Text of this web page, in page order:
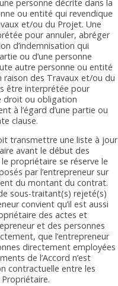
personne décrite dans la
ou entité qui revendique
et/ou du Projet. Une
pour annuler, abréger
d’indemnisation qui
ou d’une personne
autre personne ou entité
des Travaux et/ou du
être interprétée pour
droit ou obligation
à l’égard d’une partie ou
clause.
transmettre une liste à jour
avant le début des
propriétaire se réserve le
par l’entrepreneur sur
du montant du contrat.
sous-traitant(s) rejeté(s)
convient qu’il est aussi
des actes et
et des personnes
que l’entrepreneur
directement employées
de l’Accord n’est
contractuelle entre les